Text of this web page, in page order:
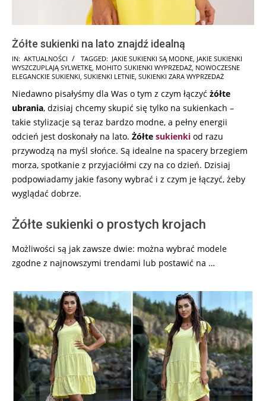
Żółte sukienki na lato znajdź idealną
2025-
03-
IN: AKTUALNOŚCI TAGGED: JAKIE SUKIENKI SĄ MODNE JAKIE SUKIENKI
WYSZCZUPLAJĄ SYLWETKĘ MOHITO SUKIENKI WYPRZEDAŻ NOWOCZESNE
ELEGANCKIE SUKIENKI SUKIENKI LETNIE SUKIENKI ZARA WYPRZEDAŻ
Niedawno pisałyśmy dla Was o tym z czym łączyć żółte
ubrania, dzisiaj chcemy skupić się tylko na sukienkach –
takie stylizacje są teraz bardzo modne, a pełny energii
odcień jest doskonały na lato. Żółte sukienki od razu
przywodzą na myśl słońce. Są idealne na spacery brzegiem
morza, spotkanie z przyjaciółmi czy na co dzień. Dzisiaj
podpowiadamy jakie fasony wybrać i z czym je łączyć, żeby
wyglądać dobrze.
Żółte sukienki o prostych krojach
Możliwości są jak zawsze dwie: można wybrać modele
zgodne z najnowszymi trendami lub postawić na …